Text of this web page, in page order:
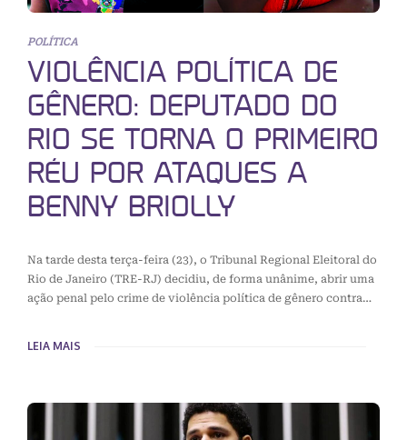
POLÍTICA
VIOLÊNCIA POLÍTICA DE
GÊNERO: DEPUTADO DO
RIO SE TORNA O PRIMEIRO
RÉU POR ATAQUES A
BENNY BRIOLLY
Na tarde desta terça-feira (23), o Tribunal Regional Eleitoral do
Rio de Janeiro (TRE-RJ) decidiu, de forma unânime, abrir uma
ação penal pelo crime de violência política de gênero contra…
LEIA MAIS